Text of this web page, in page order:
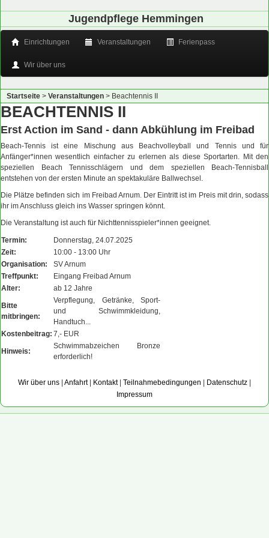
Jugendpflege Hemmingen
Einrichtungen Veranstaltungen Ferienpass
Wir über uns
Startseite > Veranstaltungen > Beachtennis II
BEACHTENNIS II
Erst Action im Sand - dann Abkühlung im Freibad
Beach-Tennis ist eine Mischung aus Beachvolleyball und Tennis und für
Anfänger*innen wesentlich einfacher zu erlernen als diese Sportarten. Mit den
speziellen Beach Tennisschlägern und dem speziellen Beach-Tennisball
entstehen von der ersten Minute an spektakuläre Ballwechsel.
Die Plätze befinden sich im Freibad Arnum. Der Eintritt ist im Preis mit drin, sodass
ihr im Anschluss gleich ins Wasser springen könnt.
Die Veranstaltung ist auch für Nichttennisspieler*innen geeignet.
Termin:
Donnerstag, 24.07.2025
Zeit:
10:00 - 13:00 Uhr
Organisation:
SV Arnum
Treffpunkt:
Eingang Freibad Arnum
Alter:
ab 12 Jahre
Bitte
mitbringen:
Verpflegung, Getränke, Sport-
und Schwimmkleidung,
Handtuch...
Kostenbeitrag: 7,- EUR
Hinweis:
Schwimmabzeichen Bronze
erforderlich!
Wir über uns Anfahrt| Kontakt| Teilnahmebedingungen Datenschutz
Impressum